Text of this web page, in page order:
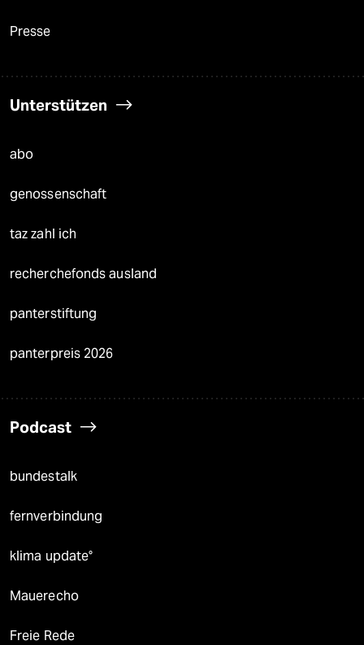
Presse
Unterstützen
abo
genossenschaft
taz zahl ich
recherchefonds ausland
panterstiftung
panterpreis 2026
Podcast
bundestalk
fernverbindung
klima update°
Mauerecho
Freie Rede